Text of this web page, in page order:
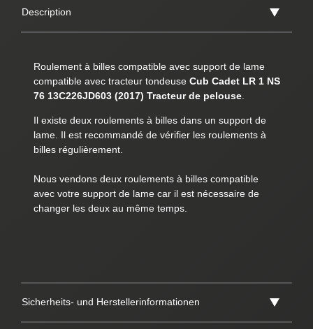
Description
Roulement à billes compatible avec support de lame
compatible avec tracteur tondeuse Cub Cadet LR 1 NS
76 13C226JD603 (2017) Tracteur de pelouse.
Il existe deux roulements à billes dans un support de
lame. Il est recommandé de vérifier les roulements à
billes régulièrement.
Nous vendons deux roulements à billes compatible
avec votre support de lame car il est nécessaire de
changer les deux au même temps.
Sicherheits- und Herstellerinformationen